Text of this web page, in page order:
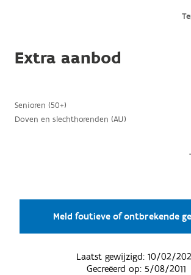
Extra aanbod
Senioren (50+)
Doven en slechthorenden (AU)
Meld foutieve of ontbrekende
Laatst gewijzigd:10/02/
Gecreëerd op:5/08/2011